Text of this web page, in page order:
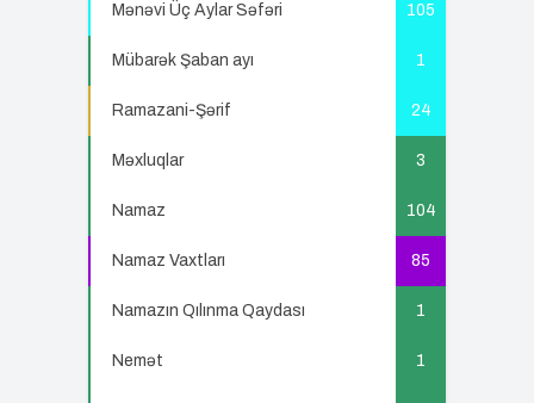
Mənəvi Üç Aylar Səfəri 105
Mübarək Şaban ayı 1
Ramazani-Şərif 24
Məxluqlar 3
Namaz 104
Namaz Vaxtları 85
Namazın Qılınma Qaydası 1
Nemət 1